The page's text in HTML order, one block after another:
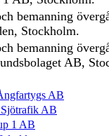
bemanning
Stockholm.
bemanning
AB,
AB
AB
1 AB